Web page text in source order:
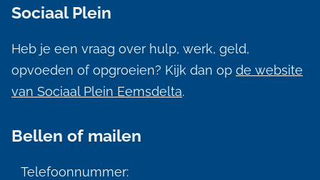
g
m
Sociaal Plein
Heb je een vraag over hulp, werk, geld,
opvoeden of opgroeien? Kijk dan op de website
van Sociaal Plein Eemsdelta.
Bellen of mailen
Telefoonnummer: